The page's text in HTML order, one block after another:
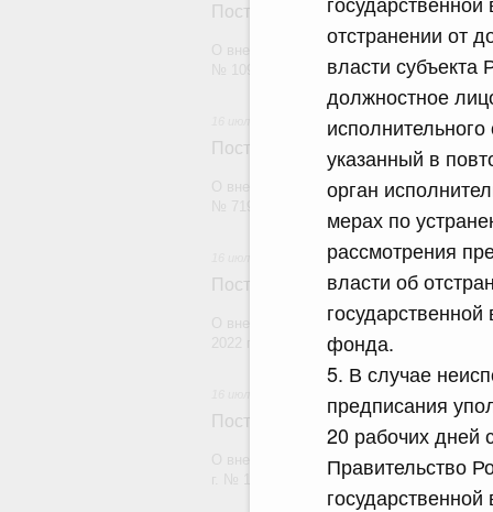
отстранении от
власти
должностное
указанный в
орган
мерах по
рассмотрения
власти об
фонда.
5. В случае
предписания
20 рабочих дней
Правительство
Постановление Правительства
О внесении изменений в постановление
Постановление Правительства
О внесении изменений в
Постановление Правительства
О внесении изменений в постановление
Постановление Правительства
О внесении изменений в постановление